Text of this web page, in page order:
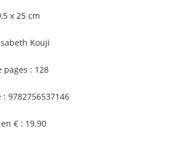
x 25 cm
Kouji
pages : 128
: 9782756537146
€ : 19.90